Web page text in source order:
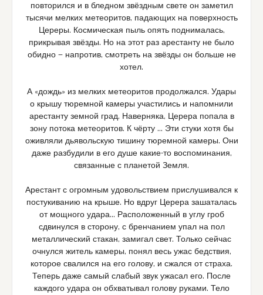
повторился и в бледном звёздным свете он заметил
тысячи мелких метеоритов, падающих на поверхность
Цереры. Космическая пыль опять поднималась,
прикрывая звёзды. Но на этот раз арестанту не было
обидно — напротив, смотреть на звёзды он больше не
хотел.
А «дождь» из мелких метеоритов продолжался. Удары
о крышу тюремной камеры участились и напомнили
арестанту земной град. Наверняка, Церера попала в
зону потока метеоритов. К чёрту … Эти стуки хотя бы
оживляли дьявольскую тишину тюремной камеры. Они
даже разбудили в его душе какие-то воспоминания,
связанные с планетой Земля.
Арестант с огромным удовольствием прислушивался к
постукиванию на крыше. Но вдруг Церера зашаталась
от мощного удара… Расположенный в углу гроб
сдвинулся в сторону, с бренчанием упал на пол
металлический стакан, замигал свет. Только сейчас
очнулся житель камеры, понял весь ужас бедствия,
которое свалился на его голову, и сжался от страха.
Теперь даже самый слабый звук ужасал его. После
каждого удара он обхватывал голову руками. Тело